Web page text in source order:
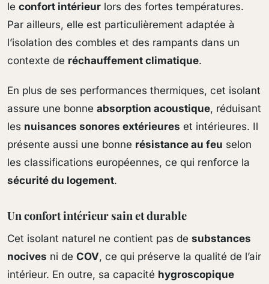
le confort intérieur lors des fortes températures.
Par ailleurs, elle est particulièrement adaptée à
l’isolation des combles et des rampants dans un
contexte de réchauffement climatique.
En plus de ses performances thermiques, cet isolant
assure une bonne absorption acoustique, réduisant
les nuisances sonores extérieures et intérieures. Il
présente aussi une bonne résistance au feu selon
les classifications européennes, ce qui renforce la
sécurité du logement.
Un confort intérieur sain et durable
Cet isolant naturel ne contient pas de substances
nocives ni de COV, ce qui préserve la qualité de l’air
intérieur. En outre, sa capacité hygroscopique